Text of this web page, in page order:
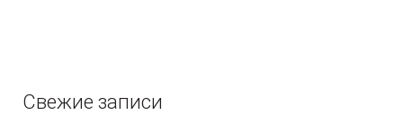
Свежие записи